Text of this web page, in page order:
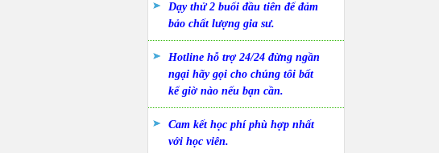
Dạy thử 2 buổi đầu tiên để đảm
bảo chất lượng gia sư.
Hotline hỗ trợ 24/24 đừng ngần
ngại hãy gọi cho chúng tôi bất
kể giờ nào nếu bạn cần.
Cam kết học phí phù hợp nhất
với học viên.